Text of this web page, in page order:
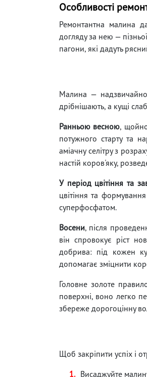
Особливості
Ремонтантна малина
догляду за нею —
пагони, які дадуть
Малина —
дрібнішають, а кущі
Ранньою весною,
потужного старту та
аміачну селітру з
настій коров'яку,
У період цвітіння та
цвітіння та
суперфосфатом.
Восени, після
він спровокує ріст
добрива: під кожен
допомагає зміцнити
Головне золоте
поверхні, воно легко
збереже дорогоцінну
Щоб закріпити успіх і
Висаджуйте